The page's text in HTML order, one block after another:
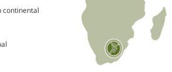
continental